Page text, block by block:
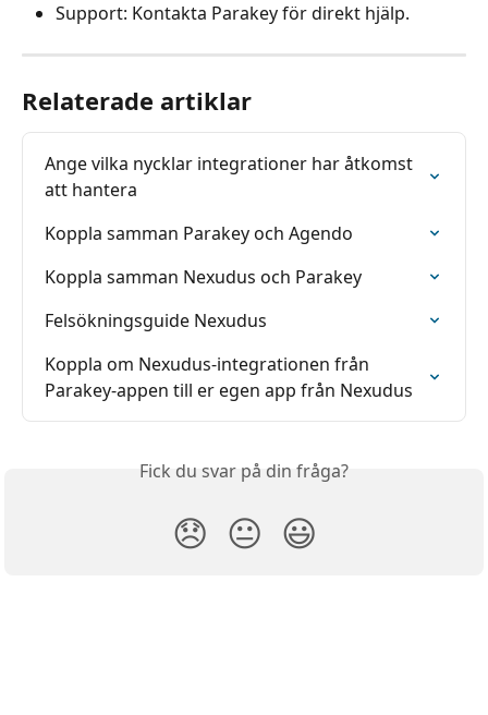
Support: Kontakta Parakey för direkt hjälp.
Relaterade artiklar
Ange vilka nycklar integrationer har åtkomst
att hantera
Koppla samman Parakey och Agendo
Koppla samman Nexudus och Parakey
Felsökningsguide Nexudus
Koppla om Nexudus-integrationen från
Parakey-appen till er egen app från Nexudus
Fick du svar på din fråga?
😞 😐 😃